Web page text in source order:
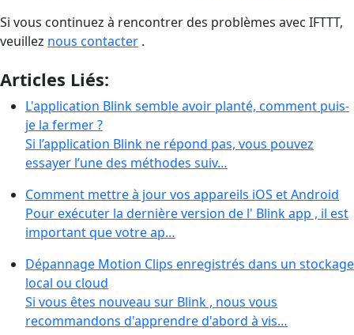
Si vous continuez à rencontrer des problèmes avec IFTTT,
veuillez nous contacter .
Articles Liés:
L'application Blink semble avoir planté, comment puis-
je la fermer ?
Si l’application Blink ne répond pas, vous pouvez
essayer l’une des méthodes suiv…
Comment mettre à jour vos appareils iOS et Android
Pour exécuter la dernière version de l' Blink app , il est
important que votre ap…
Dépannage Motion Clips enregistrés dans un stockage
local ou cloud
Si vous êtes nouveau sur Blink , nous vous
recommandons d'apprendre d'abord à vis…